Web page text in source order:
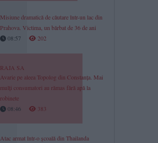
Misiune dramatică de căutare într-un lac din
Prahova. Victima, un bărbat de 36 de ani
08:57
202
RAJA SA
Avarie pe aleea Topolog din Constanța. Mai
mulți consumatori au rămas fără apă la
robinete
08:46
383
Atac armat într-o școală din Thailanda